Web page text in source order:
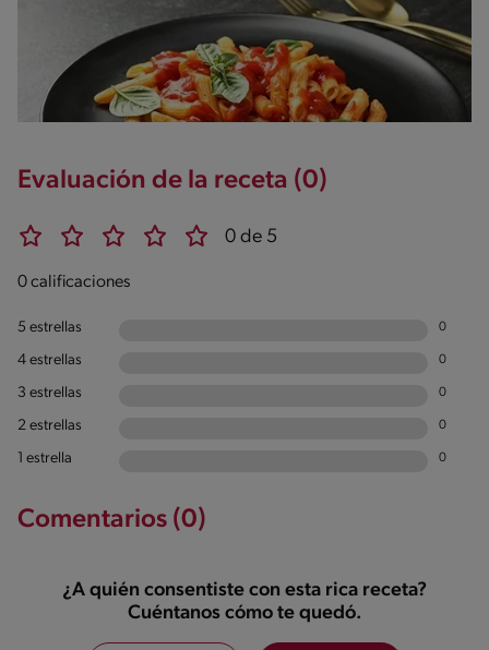
Evaluación de la receta (0)
0 de 5
0 calificaciones
5 estrellas 0
4 estrellas 0
3 estrellas 0
2 estrellas 0
1 estrella 0
Comentarios (0)
¿A quién consentiste con esta rica receta?
Cuéntanos cómo te quedó.